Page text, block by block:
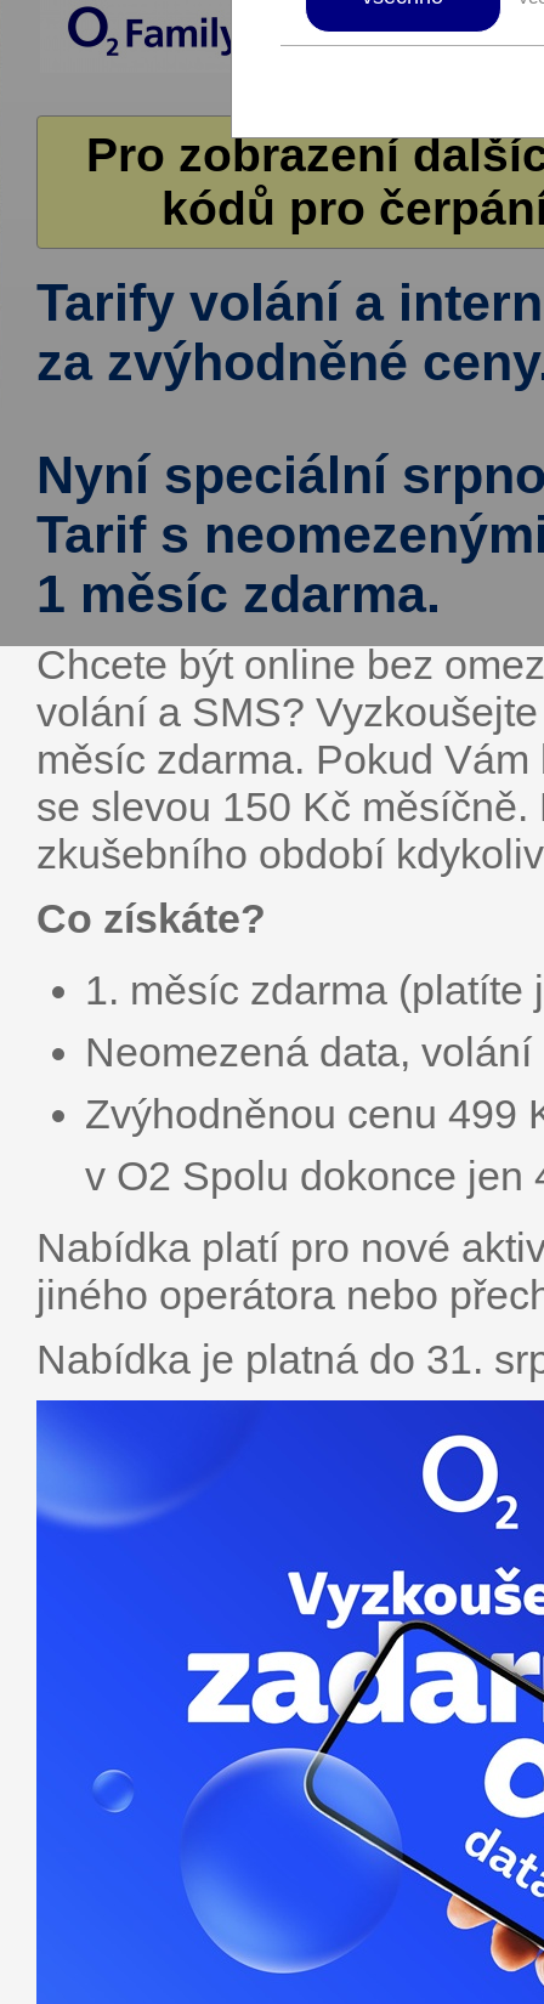
Pro zobrazení
kódů pro
Tarify volání a
za zvýhodněné
Nyní speciální
Tarif s
1 měsíc zdarma.
Chcete být online bez
volání a SMS?
měsíc zdarma. Pokud
se slevou 150 Kč
zkušebního období
Co získáte?
1. měsíc zdarma (platíte
Neomezená data, volání
Zvýhodněnou cenu 499
v O2 Spolu dokonce jen
Nabídka platí pro nové
jiného operátora nebo
Nabídka je platná do 31.